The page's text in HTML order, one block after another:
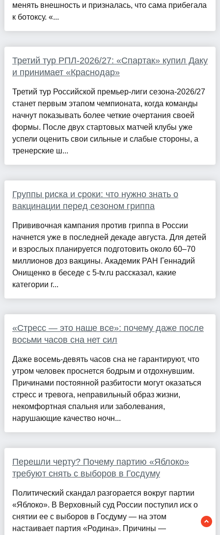
менять внешность и призналась, что сама прибегала
к ботоксу. «...
Третий тур РПЛ-2026/27: «Спартак» купил Даку
и принимает «Краснодар»
Третий тур Российской премьер-лиги сезона-2026/27
станет первым этапом чемпионата, когда команды
начнут показывать более четкие очертания своей
формы. После двух стартовых матчей клубы уже
успели оценить свои сильные и слабые стороны, а
тренерские ш...
Группы риска и сроки: что нужно знать о
вакцинации перед сезоном гриппа
Прививочная кампания против гриппа в России
начнется уже в последней декаде августа. Для детей
и взрослых планируется подготовить около 60–70
миллионов доз вакцины. Академик РАН Геннадий
Онищенко в беседе с 5-tv.ru рассказал, какие
категории г...
«Стресс — это наше все»: почему даже после
восьми часов сна нет сил
Даже восемь-девять часов сна не гарантируют, что
утром человек проснется бодрым и отдохнувшим.
Причинами постоянной разбитости могут оказаться
стресс и тревога, неправильный образ жизни,
некомфортная спальня или заболевания,
нарушающие качество ночн...
Перешли черту? Почему партию «Яблоко»
требуют снять с выборов в Госдуму
Политический скандал разгорается вокруг партии
«Яблоко». В Верховный суд России поступил иск о
снятии ее с выборов в Госдуму — на этом
настаивает партия «Родина». Причины —